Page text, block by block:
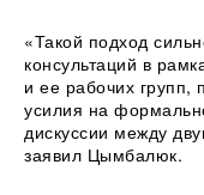
«Такой подход
консультаций в
и ее рабочих групп,
усилия на
дискуссии между
заявил Цымбалюк.